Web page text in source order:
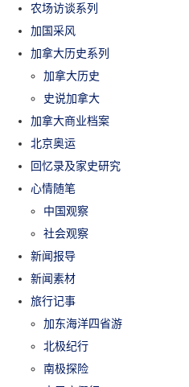
农场访谈系列
加国采风
加拿大历史系列
加拿大历史
史说加拿大
加拿大商业档案
北京奥运
回忆录及家史研究
心情随笔
中国观察
社会观察
新闻报导
新闻素材
旅行记事
加东海洋四省游
北极纪行
南极探险